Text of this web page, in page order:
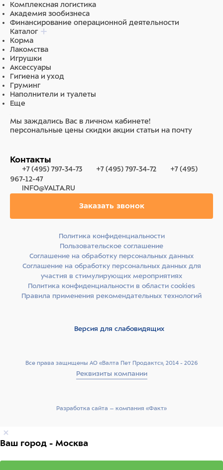
Комплексная логистика
Академия зообизнеса
Финансирование операционной деятельности
Каталог
Корма
Лакомства
Игрушки
Аксессуары
Гигиена и уход
Груминг
Наполнители и туалеты
Еще
Мы заждались Вас в личном кабинете!
персональные цены скидки акции статьи на почту
Контакты
+7 (495) 797-34-73 +7 (495) 797-34-72
+7 (495)
967-12-47
INFO@VALTA.RU
Заказать звонок
Все права защищены АО «Валта Пет Продактс», 2014 - 2026
Реквизиты компании
Политика конфиденциальности
Пользовательское соглашение
Соглашение на обработку персональных данных
Соглашение на обработку персональных данных для
участия в стимулирующих мероприятиях
Политика конфиденциальности в области cookies
Правила применения рекомендательных технологий
Версия для слабовидящих
Разработка сайта –­ компания «Факт»
Ваш город - Москва